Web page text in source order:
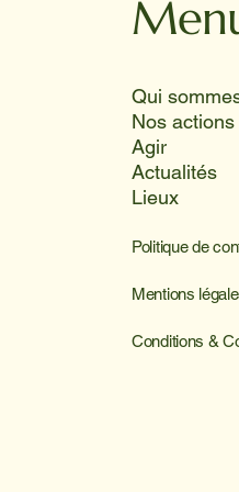
soleil 😊
Nos actions
Agir
Actualités
Lieux
Politique de
Mentions
Conditions &